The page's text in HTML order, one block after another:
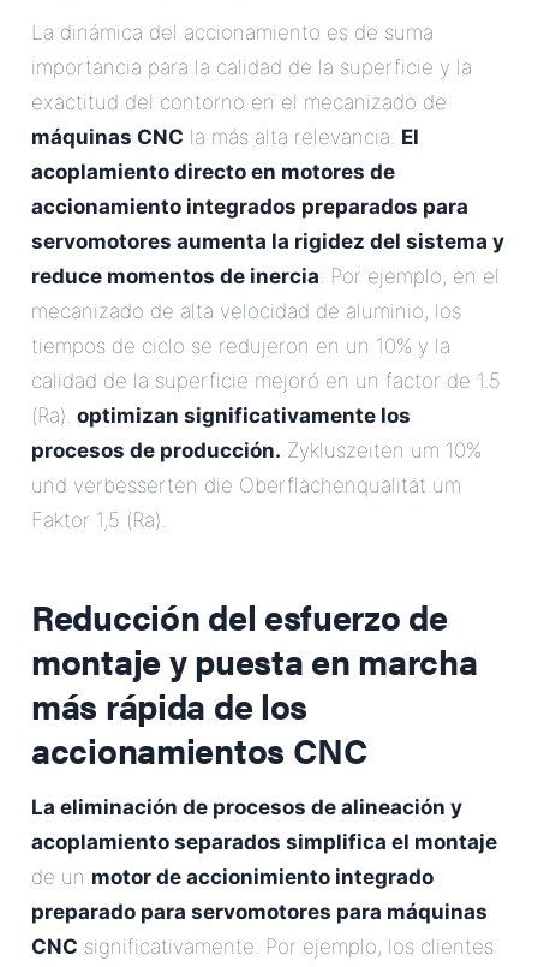
La dinámica del accionamiento es de suma
importancia para la calidad de la superficie y la
exactitud del contorno en el mecanizado de
máquinas CNC la más alta relevancia. El
acoplamiento directo en motores de
accionamiento integrados preparados para
servomotores aumenta la rigidez del sistema y
reduce momentos de inercia. Por ejemplo, en el
mecanizado de alta velocidad de aluminio, los
tiempos de ciclo se redujeron en un 10% y la
calidad de la superficie mejoró en un factor de 1.5
(Ra). optimizan significativamente los
procesos de producción. Zykluszeiten um 10%
und verbesserten die Oberflächenqualität um
Faktor 1,5 (Ra).
Reducción del esfuerzo de
montaje y puesta en marcha
más rápida de los
accionamientos CNC
La eliminación de procesos de alineación y
acoplamiento separados simplifica el montaje
de un motor de accionimiento integrado
preparado para servomotores para máquinas
CNC significativamente. Por ejemplo, los clientes